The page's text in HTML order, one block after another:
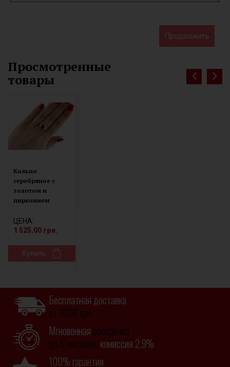
Продолжить
Просмотренные
товары
Кольцо
серебряное с
золотом и
цирконием
ЦЕНА:
1 525.00 грн.
Купить
Бесплатная доставка
от 1000 грн.
Мгновенная рассрочка
до 6 месяцев, комиссия 2,9%
100% гарантия